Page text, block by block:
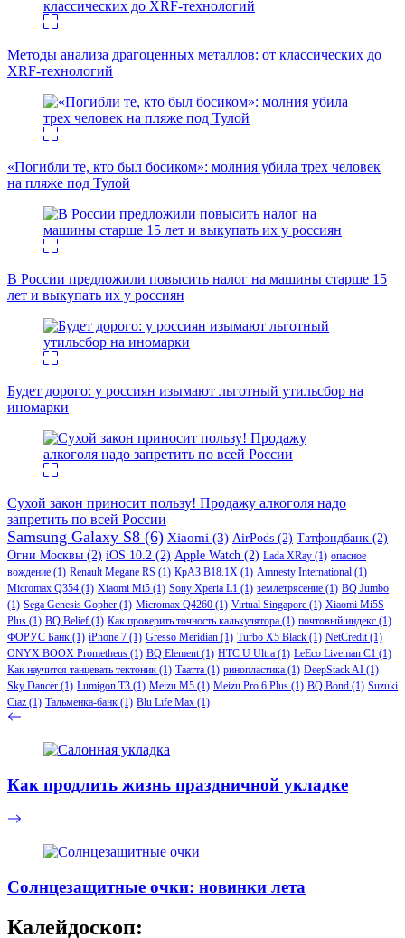
Методы анализа драгоценных металлов: от классических до
XRF-технологий
«Погибли те, кто был босиком»: молния убила трех человек
на пляже под Тулой
В России предложили повысить налог на машины старше 15
лет и выкупать их у россиян
Будет дорого: у россиян изымают льготный утильсбор на
иномарки
Сухой закон приносит пользу! Продажу алкоголя надо
запретить по всей России
Samsung Galaxy S8 (6) Xiaomi (3) AirPods (2) Татфондбанк (2)
Огни Москвы (2) iOS 10.2 (2) Apple Watch (2) Lada XRay (1) опасное
вождение (1) Renault Megane RS (1) КрАЗ В18.1Х (1) Amnesty International (1)
Micromax Q354 (1) Xiaomi Mi5 (1) Sony Xperia L1 (1) землетрясение (1) BQ Jumbo
(1) Sega Genesis Gopher (1) Micromax Q4260 (1) Virtual Singapore (1) Xiaomi Mi5S
Plus (1) BQ Belief (1) Как проверить точность калькулятора (1) почтовый индекс (1)
ФОРУС Банк (1) iPhone 7 (1) Gresso Meridian (1) Turbo X5 Black (1) NetCredit(1)
ONYX BOOX Prometheus (1) BQ Element(1) HTC U Ultra (1) LeEco Liveman C1 (1)
Как научится танцевать тектоник (1) Таатта (1) ринопластика (1) DeepStack AI (1)
Sky Dancer (1) Lumigon T3 (1) Meizu M5 (1) Meizu Pro 6 Plus (1) BQ Bond (1) Suzuki
Ciaz (1) Тальменка-банк (1) Blu Life Max (1)
Как продлить жизнь праздничной укладке
Солнцезащитные очки: новинки лета
Калейдоскоп: